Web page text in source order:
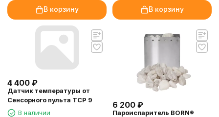
В корзину В корзину
4 400 ₽
Датчик температуры от
Сенсорного пульта TCP 9
В наличии
6 200 ₽
Пароиспаритель BORN®